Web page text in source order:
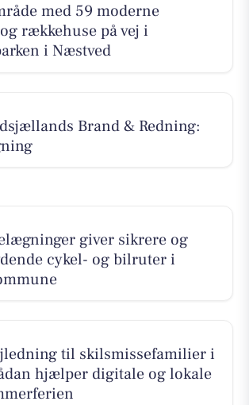
med 59 moderne
rækkehuse på vej i
i Næstved
Brand & Redning:
giver sikrere og
cykel- og bilruter i
til skilsmissefamilier i
hjælper digitale og lokale